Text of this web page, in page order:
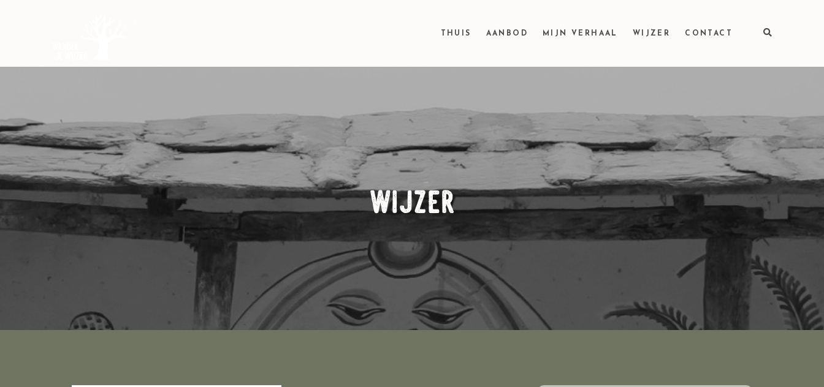
THUIS AANBOD MIJN VERHAAL WIJZER CONTACT
wijzer